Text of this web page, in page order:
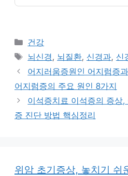
카
테
고
리
건강
태
그
뇌신경 , 뇌질환, 신경과, 신
어지러움증원인 어지럼증
어지럼증의 주요 원인 8가지
이석증치료 이석증의 증상
증 진단 방법 핵심정리
위암 초기증상, 놓치기 쉬